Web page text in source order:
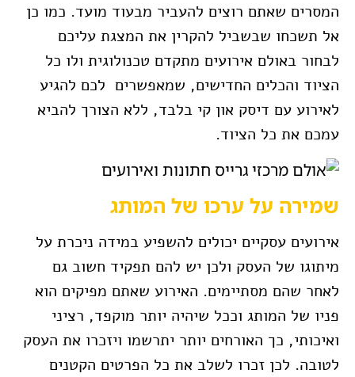
המסרים שאתם רוצים להעביר מבעוד מועד. כמו כן
אל תשכחו שבשביל להקרין את המצגת עליכם
לבחור באולם אירועים מתקדם טכנולוגית ולו כל
הציוד והכלים החדישים, שמאפשרים לכם להגיע
לאירוע עם דיסק און קי בלבד, ללא הצורך להביא
עמכם את כל הציוד.
שמירה על ערכו של המותג
אירועים עסקיים יכולים להשפיע במידה ניכרת על
מיתוגו של העסק ולכן יש להם תפקיד חשוב גם
לאחר שהם מסתיימים. האירוע שאתם מפיקים הוא
פניו של המותג וככל שיהיה יותר מוקפד, רציני
ואיכותי, כך האורחים יותר יתרשמו ויזכרו את העסק
לטובה. לכן זכרו לשלב את כל הפרטים הקטנים